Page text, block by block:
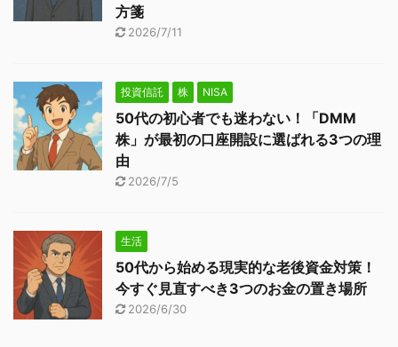
方箋
2026/7/11
投資信託 株 NISA
50代の初心者でも迷わない！「DMM
株」が最初の口座開設に選ばれる3つの理
由
2026/7/5
生活
50代から始める現実的な老後資金対策！
今すぐ見直すべき3つのお金の置き場所
2026/6/30